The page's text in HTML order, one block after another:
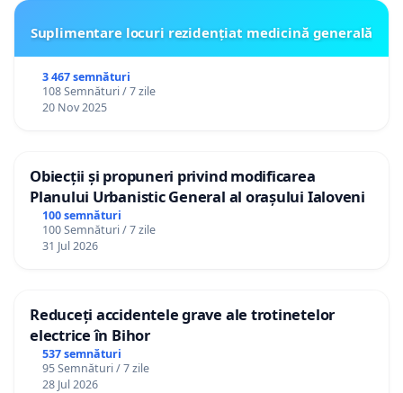
Suplimentare locuri rezidențiat medicină generală
3 467 semnături
108 Semnături / 7 zile
20 Nov 2025
Obiecții și propuneri privind modificarea
Planului Urbanistic General al orașului Ialoveni
100 semnături
100 Semnături / 7 zile
31 Jul 2026
Reduceți accidentele grave ale trotinetelor
electrice în Bihor
537 semnături
95 Semnături / 7 zile
28 Jul 2026